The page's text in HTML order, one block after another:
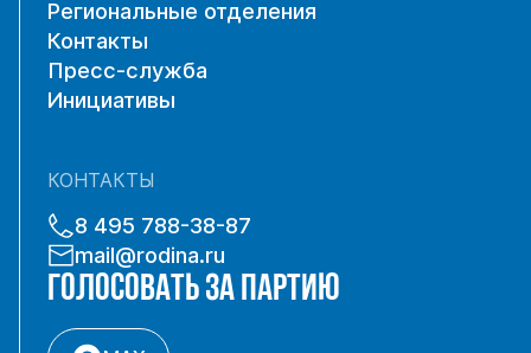
Региональные отделения
Контакты
Пресс-служба
Инициативы
КОНТАКТЫ
8 495 788-38-87
mail@rodina.ru
ГОЛОСОВАТЬ ЗА ПАРТИЮ